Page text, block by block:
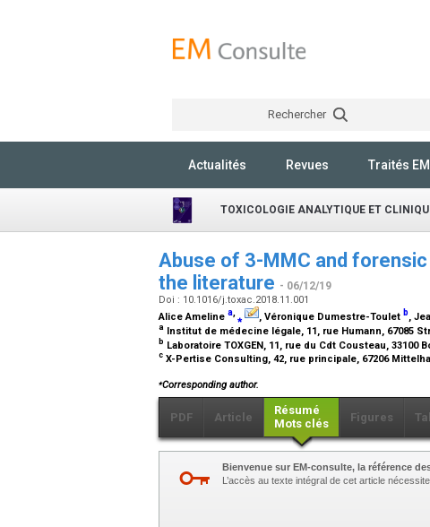
Rechercher
Actualités Revues Traités
TOXICOLOGIE ANALYTIQUE ET
Abuse of 3-MMC and
the literature - 06/12/19
Doi : 10.1016/j.toxac.2018.11.001
Alice Ameline a,⁎ , Véronique Dumestre-Toulet b,
a Institut de médecine légale, 11, rue Humann, 67085
b Laboratoire TOXGEN, 11, rue du Cdt Cousteau, 33100
c X-Pertise Consulting, 42, rue principale, 67206
⁎Corresponding author.
PDF Article
Résumé
Mots clés
Figures
Bienvenue sur EM-consulte, la référence
L’accès au texte intégral de cet article